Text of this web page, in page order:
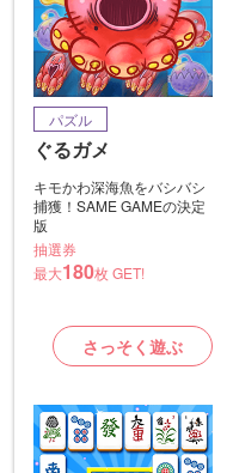
パズル
ぐるガメ
キモかわ深海魚をバシバシ
捕獲！SAME GAMEの決定
版
抽選券
最大180枚 GET!
さっそく遊ぶ